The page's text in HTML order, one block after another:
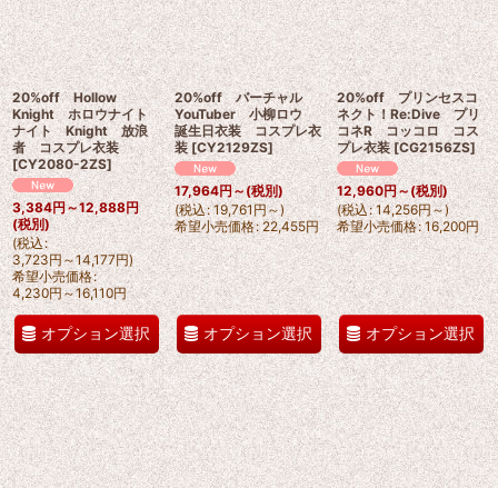
20%off Hollow
Knight ホロウナイト
ナイト Knight 放浪
者 コスプレ衣装
[CY2080-2ZS]
3,384円～12,888円
(税別)
(税込:
3,723円～14,177円)
希望小売価格:
4,230円～16,110円
オプション選択
20%off バーチャル
YouTuber 小柳ロウ
誕生日衣装 コスプレ衣
装 [CY2129ZS]
17,964円～ (税別)
(税込: 19,761円～)
希望小売価格: 22,455円
オプション選択
20%off プリンセスコ
ネクト！Re:Dive プリ
コネR コッコロ コス
プレ衣装 [CG2156ZS]
12,960円～ (税別)
(税込: 14,256円～)
希望小売価格: 16,200円
オプション選択